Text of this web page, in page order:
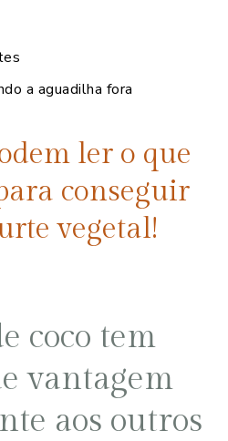
a aguadilha fora
ler o que
conseguir
vegetal!
coco tem
vantagem
aos outros